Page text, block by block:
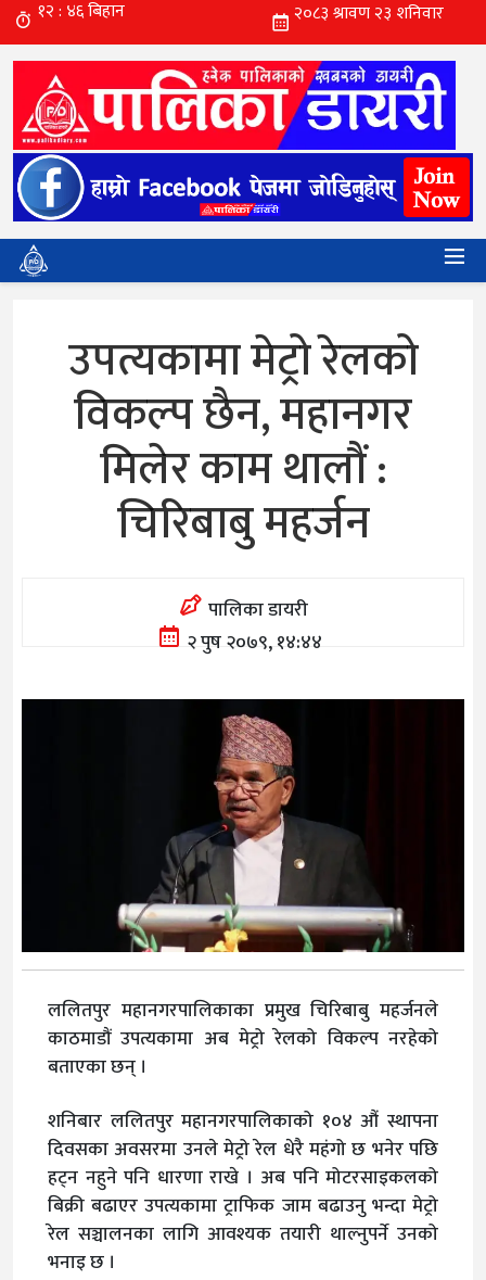
उपत्यकामा मेट्रो रेलको
विकल्प छैन, महानगर
मिलेर काम थालौं :
चिरिबाबु महर्जन
पालिका डायरी
२ पुष २०७९, १४:४४
ललितपुर महानगरपालिकाका प्रमुख चिरिबाबु महर्जनले
काठमाडौं उपत्यकामा अब मेट्रो रेलको विकल्प नरहेको
बताएका छन् ।
शनिबार ललितपुर महानगरपालिकाको १०४ औं स्थापना
दिवसका अवसरमा उनले मेट्रो रेल धेरै महंगो छ भनेर पछि
हट्न नहुने पनि धारणा राखे । अब पनि मोटरसाइकलको
बिक्री बढाएर उपत्यकामा ट्राफिक जाम बढाउनु भन्दा मेट्रो
रेल सञ्चालनका लागि आवश्यक तयारी थाल्नुपर्ने उनको
भनाइ छ ।